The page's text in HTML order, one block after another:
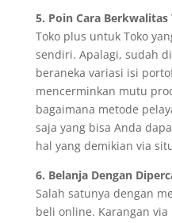
5. Poin Cara Berkwalitas
Toko plus untuk Toko
sendiri. Apalagi, sudah
beraneka variasi isi
mencerminkan mutu
bagaimana metode
saja yang bisa Anda
hal yang demikian via
6. Belanja Dengan
Salah satunya dengan
beli online. Karangan